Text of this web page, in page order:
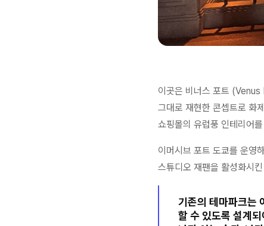
이곳은 비너스 포트
그대로 재현한 콘셉트로 화
쇼핑몰의 유럽풍 인테리어
이머시브 포트 도쿄를 운영
스튜디오 재팬을 활성화시
기존의 테마파크는
할 수 있도록 설계